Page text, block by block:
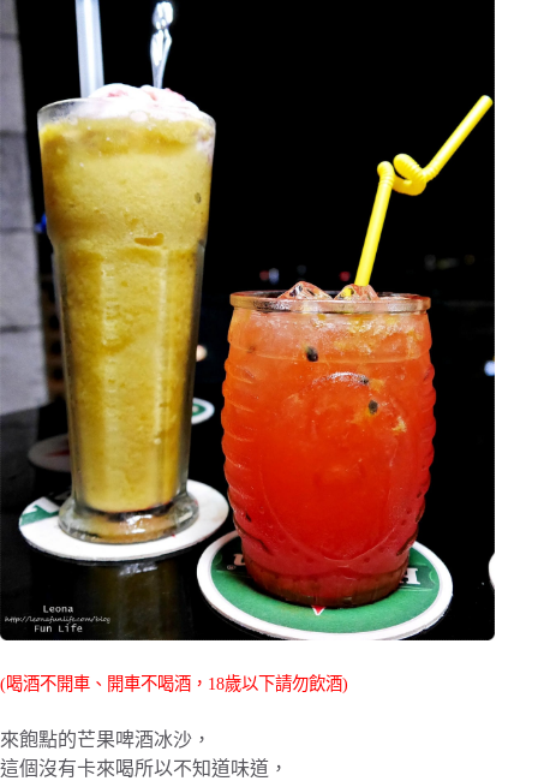
(喝酒不開車、開車不喝酒，18歲以下請勿飲酒)
來飽點的芒果啤酒冰沙，
這個沒有卡來喝所以不知道味道，